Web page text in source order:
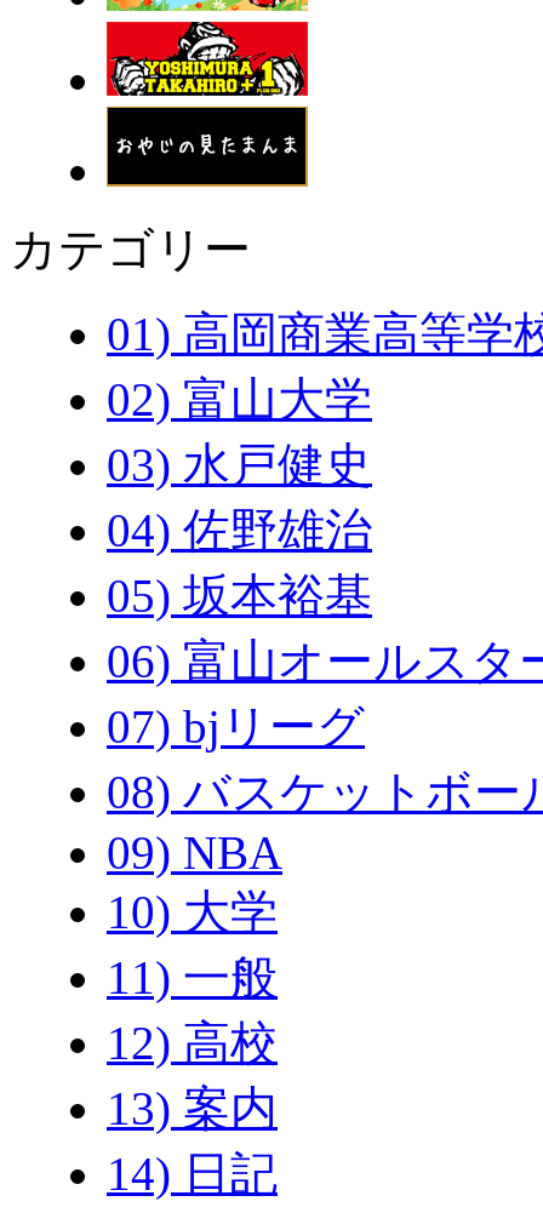
カテゴリー
01) 高岡商業高等学
02) 富山大学
03) 水戸健史
04) 佐野雄治
05) 坂本裕基
06) 富山オールスタ
07) bjリーグ
08) バスケットボー
09) NBA
10) 大学
11) 一般
12) 高校
13) 案内
14) 日記